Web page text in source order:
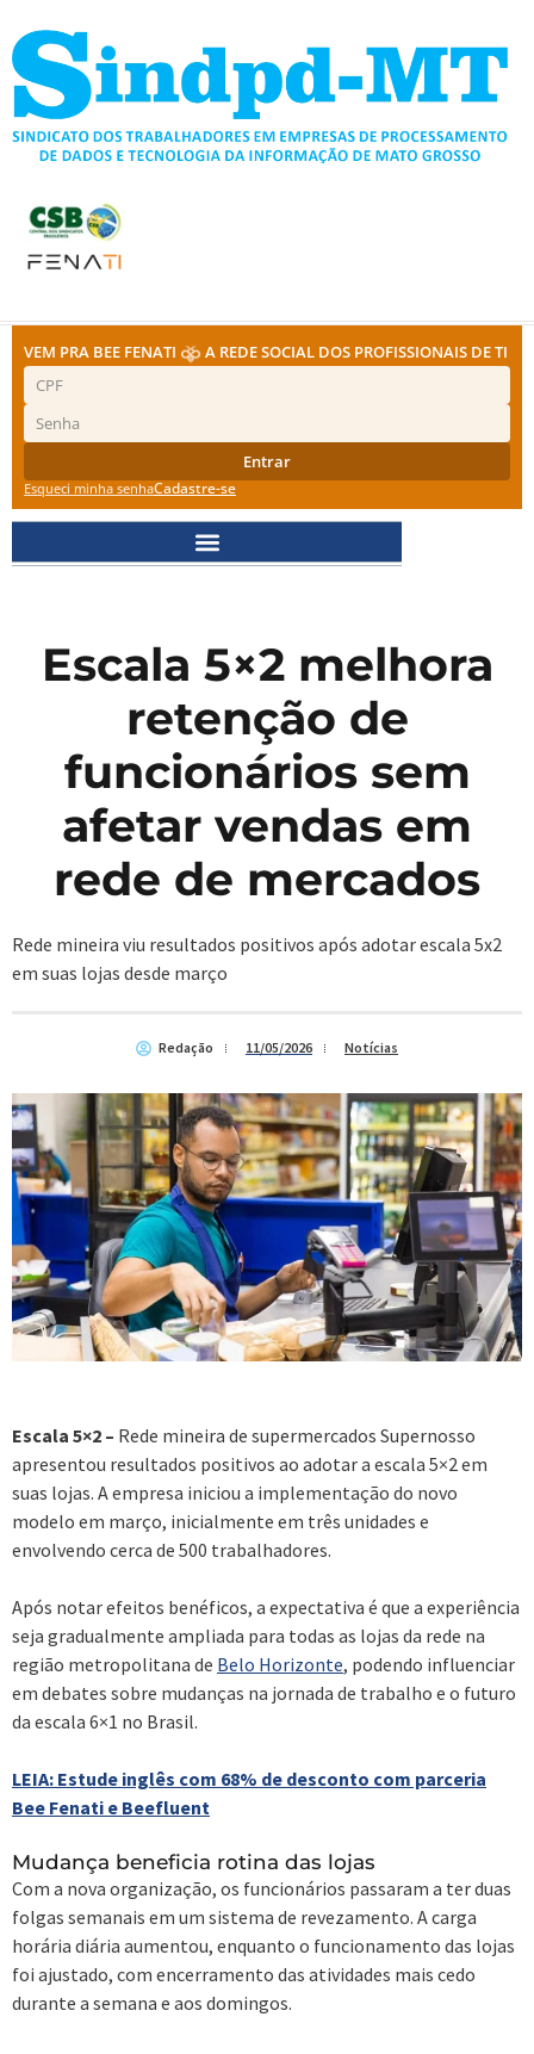
para
conteúdo
VEM PRA BEE FENATI A REDE SOCIAL DOS PROFISSIONAIS DE TI
Entrar
Esqueci minha senhaCadastre-se
Escala 5×2 melhora
retenção de
funcionários sem
afetar vendas em
rede de mercados
Rede mineira viu resultados positivos após adotar escala 5x2
em suas lojas desde março
Redação 11/05/2026 Notícias
Escala 5×2 – Rede mineira de supermercados Supernosso
apresentou resultados positivos ao adotar a escala 5×2 em
suas lojas. A empresa iniciou a implementação do novo
modelo em março, inicialmente em três unidades e
envolvendo cerca de 500 trabalhadores.
Após notar efeitos benéficos, a expectativa é que a experiência
seja gradualmente ampliada para todas as lojas da rede na
região metropolitana de Belo Horizonte, podendo influenciar
em debates sobre mudanças na jornada de trabalho e o futuro
da escala 6×1 no Brasil.
LEIA: Estude inglês com 68% de desconto com parceria
Bee Fenati e Beefluent
Mudança beneficia rotina das lojas
Com a nova organização, os funcionários passaram a ter duas
folgas semanais em um sistema de revezamento. A carga
horária diária aumentou, enquanto o funcionamento das lojas
foi ajustado, com encerramento das atividades mais cedo
durante a semana e aos domingos.